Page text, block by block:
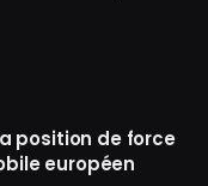
position de force
européen